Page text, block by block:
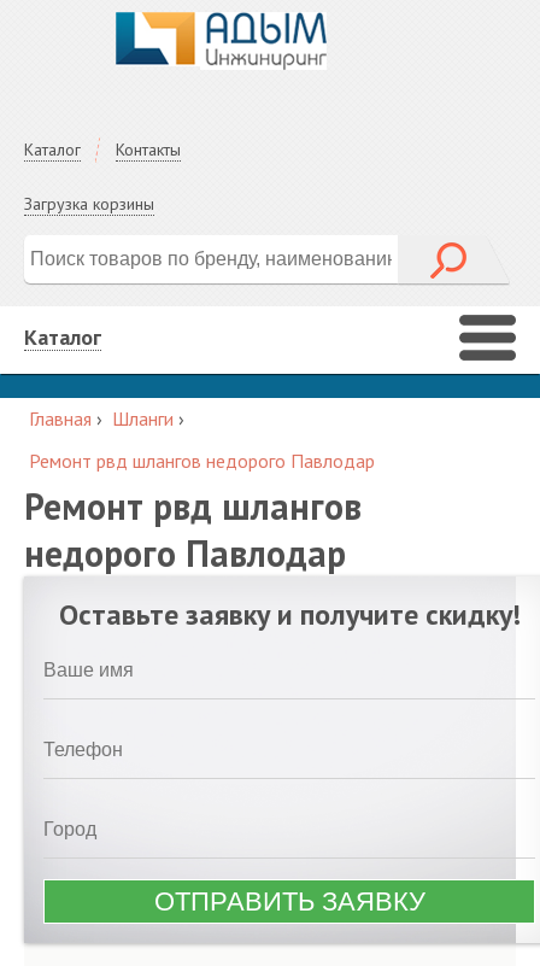
Каталог Контакты
Загрузка корзины
Каталог
Главная › Шланги ›
Ремонт рвд шлангов недорого Павлодар
Ремонт рвд шлангов
недорого Павлодар
Оставьте заявку и получите скидку!